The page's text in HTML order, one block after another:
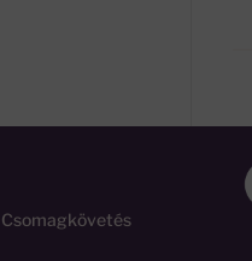
Csomagkövetés